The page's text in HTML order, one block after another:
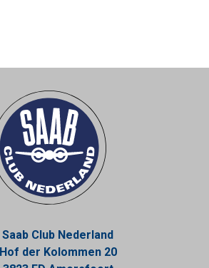
Saab Club Nederland
Hof der Kolommen 20